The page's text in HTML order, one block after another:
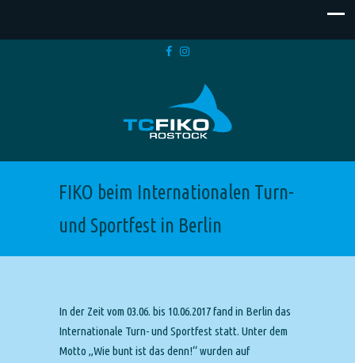
FIKO beim Internationalen Turn-
und Sportfest in Berlin
In der Zeit vom 03.06. bis 10.06.2017 fand in Berlin das
Internationale Turn- und Sportfest statt. Unter dem
Motto „Wie bunt ist das denn!“ wurden auf